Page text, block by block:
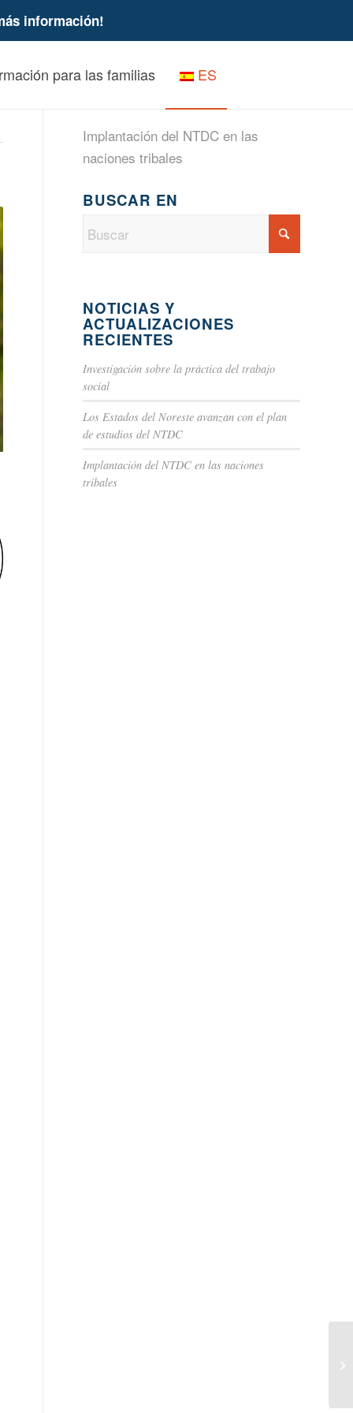
información!
para las familias ES
Implantación del NTDC en las
naciones tribales
BUSCAR EN
NOTICIAS Y
ACTUALIZACIONES
RECIENTES
Investigación sobre la práctica del trabajo
social
Los Estados del Noreste avanzan con el plan
de estudios del NTDC
Implantación del NTDC en las naciones
tribales